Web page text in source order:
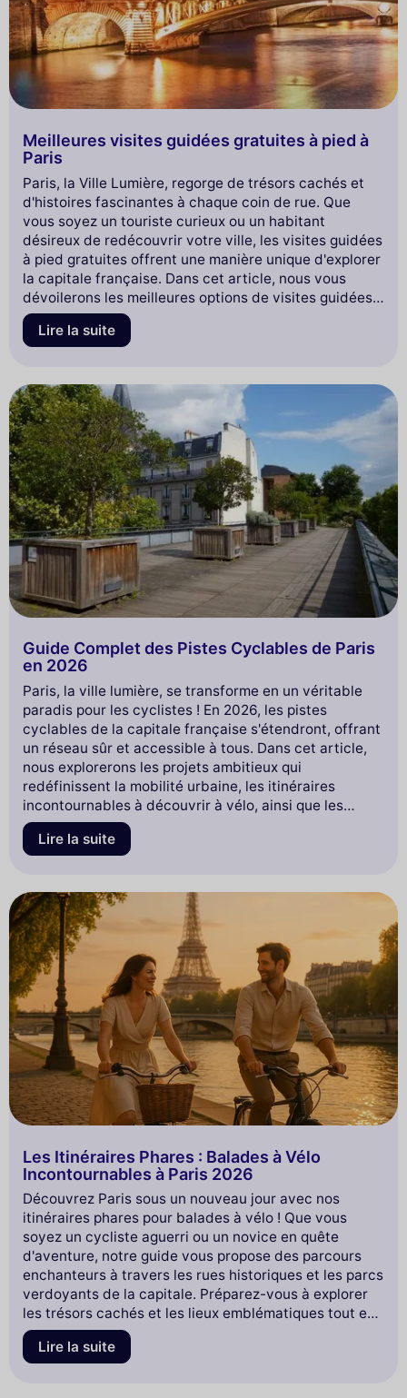
Meilleures visites guidées gratuites à pied à
Paris
Paris, la Ville Lumière, regorge de trésors cachés et
d'histoires fascinantes à chaque coin de rue. Que
vous soyez un touriste curieux ou un habitant
désireux de redécouvrir votre ville, les visites guidées
à pied gratuites offrent une manière unique d'explorer
la capitale française. Dans cet article, nous vous
dévoilerons les meilleures options de visites guidées à
pied gratuites, vous permettant de plonger dans
l'histoire, la culture et l'architecture de Paris sans
Lire la suite
Guide Complet des Pistes Cyclables de Paris
en 2026
Paris, la ville lumière, se transforme en un véritable
paradis pour les cyclistes ! En 2026, les pistes
cyclables de la capitale française s'étendront, offrant
un réseau sûr et accessible à tous. Dans cet article,
nous explorerons les projets ambitieux qui
redéfinissent la mobilité urbaine, les itinéraires
incontournables à découvrir à vélo, ainsi que les
initiatives écologiques qui accompagnent cette
révolution. Préparez-vous à pédaler à travers les rues
Lire la suite
Les Itinéraires Phares : Balades à Vélo
Incontournables à Paris 2026
Découvrez Paris sous un nouveau jour avec nos
itinéraires phares pour balades à vélo ! Que vous
soyez un cycliste aguerri ou un novice en quête
d'aventure, notre guide vous propose des parcours
enchanteurs à travers les rues historiques et les parcs
verdoyants de la capitale. Préparez-vous à explorer
les trésors cachés et les lieux emblématiques tout en
profitant de la liberté que procure le vélo. Embarquez
avec nous pour une expérience inoubliable et laissez-
Lire la suite